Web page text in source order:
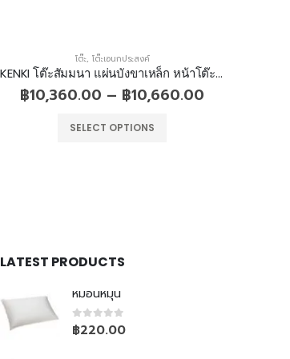
โต๊ะ, โต๊ะเอนกประสงค์
KENKI โต๊ะสัมมนา แผ่นบังขาเหล็ก หน้าโต๊ะพับได้ มีล้อเลื่อน
฿10,360.00 – ฿10,660.00
SELECT OPTIONS
LATEST PRODUCTS
หมอนหมุน
0out of 5
฿220.00